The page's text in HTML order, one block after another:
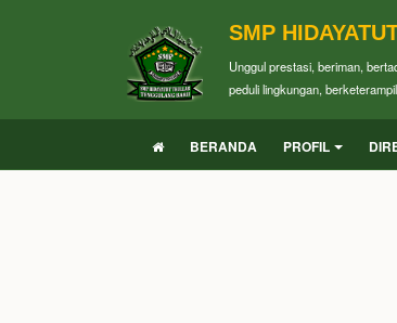
SMP
Unggul prestasi, beriman,
peduli lingkungan,
BERANDA PROFIL